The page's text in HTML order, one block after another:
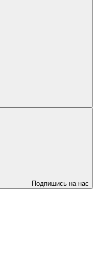
Подпишись на нас